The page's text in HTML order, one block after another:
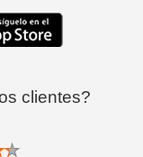
clientes?